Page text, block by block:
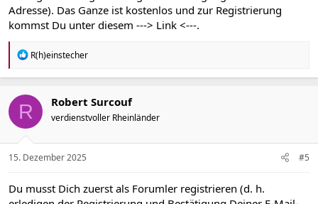
Adresse). Das Ganze ist kostenlos und zur Registrierung
kommst Du unter diesem ---> Link <---.
R
a
t
i
o
e
n
R(h)einstecher
R Robert Surcouf
verdienstvoller Rheinländer
15. Dezember 2025 #5
Du musst Dich zuerst als Forumler registrieren (d. h.